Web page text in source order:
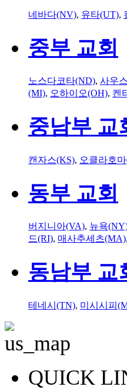
네바다(NV), 유타(UT),
중부 교회
노스다코타(ND), 사우
(MI), 오하이오(OH), 켄
중남부 교
캔자스(KS), 오클라호
동부 교회
버지니아(VA), 뉴욕
드(RI), 매사추세츠(MA),
동남부 교
테네시(TN), 미시시피
QUICK